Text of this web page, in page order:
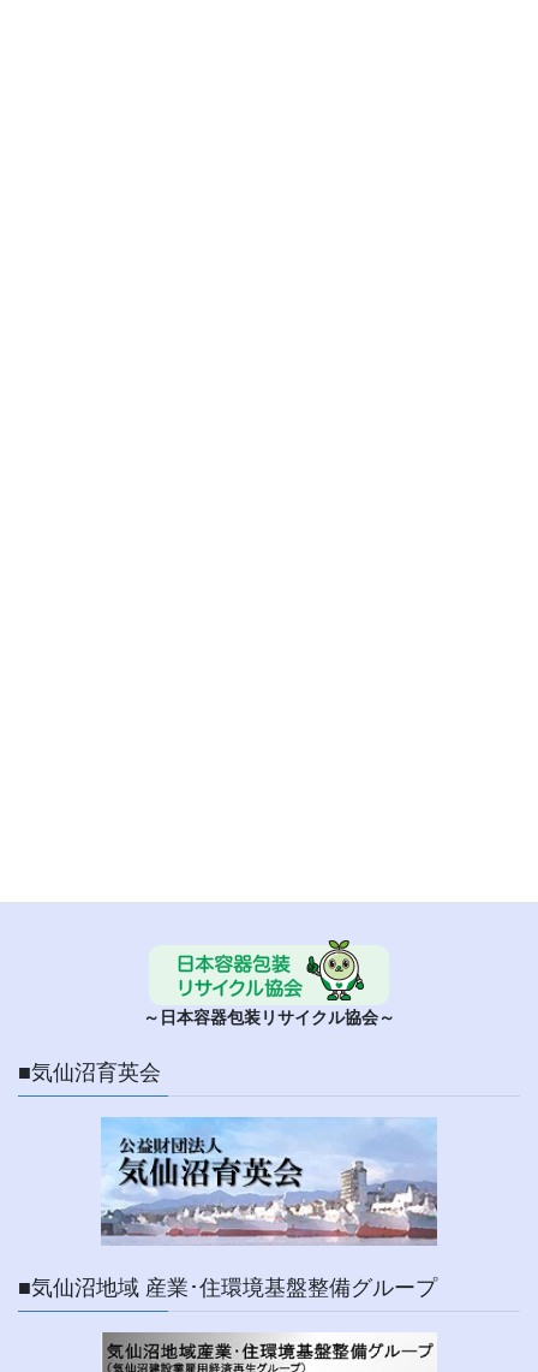
～日本容器包装リサイクル協会～
■気仙沼育英会
■気仙沼地域 産業･住環境基盤整備グループ